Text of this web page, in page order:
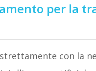
per la
con la